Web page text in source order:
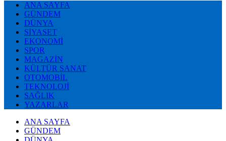
ANA SAYFA
GÜNDEM
DÜNYA
SİYASET
EKONOMİ
SPOR
MAGAZİN
KÜLTÜR SANAT
OTOMOBİL
TEKNOLOJİ
SAĞLIK
YAZARLAR
ANA SAYFA
GÜNDEM